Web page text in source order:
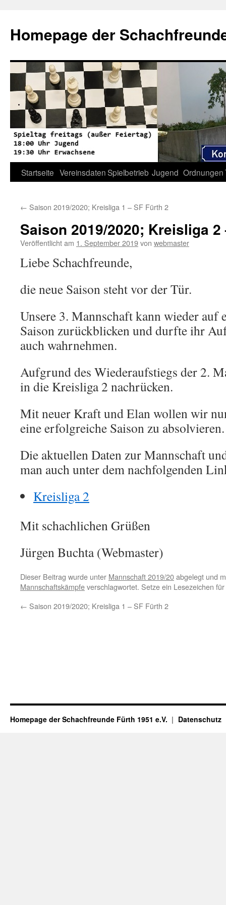
springen
Homepage der
Startseite VereinsdatenSpielbetrieb Jugend Ordnungen
← Saison 2019/2020; Kreisliga 1 – SF Fürth 2
Saison 2019/2020; Kreisliga 2
Veröffentlicht am 1. September 2019von webmaster
Liebe Schachfreunde,
die neue Saison steht vor der Tür.
Unsere 3. Mannschaft kann wieder auf
Saison zurückblicken und durfte ihr
auch wahrnehmen.
Aufgrund des Wiederaufstiegs der 2.
in die Kreisliga 2 nachrücken.
Mit neuer Kraft und Elan wollen wir
eine erfolgreiche Saison zu absolvieren.
Die aktuellen Daten zur Mannschaft
man auch unter dem nachfolgenden
Kreisliga 2
Mit schachlichen Grüßen
Jürgen Buchta (Webmaster)
Dieser Beitrag wurde unter Mannschaft 2019/20abgelegt und
Mannschaftskämpfeverschlagwortet. Setze ein Lesezeichen
← Saison 2019/2020; Kreisliga 1 – SF Fürth 2
Homepage der Schachfreunde Fürth 1951 e.V. Datenschutz